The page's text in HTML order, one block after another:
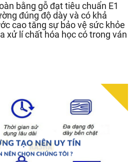
bằng gỗ đạt tiêu chuẩn E1
đúng độ dày và có khả
cao tăng sự bảo vệ sức khỏe
xử lí chất hóa học có trong ván